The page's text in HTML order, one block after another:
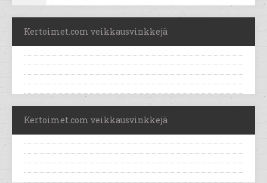
Kertoimet.com veikkausvinkkejä
Kertoimet.com veikkausvinkkejä